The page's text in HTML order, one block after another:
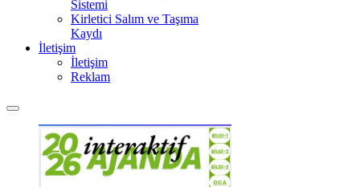
Sistemi
Kirletici Salım ve Taşıma
Kaydı
İletişim
İletişim
Reklam